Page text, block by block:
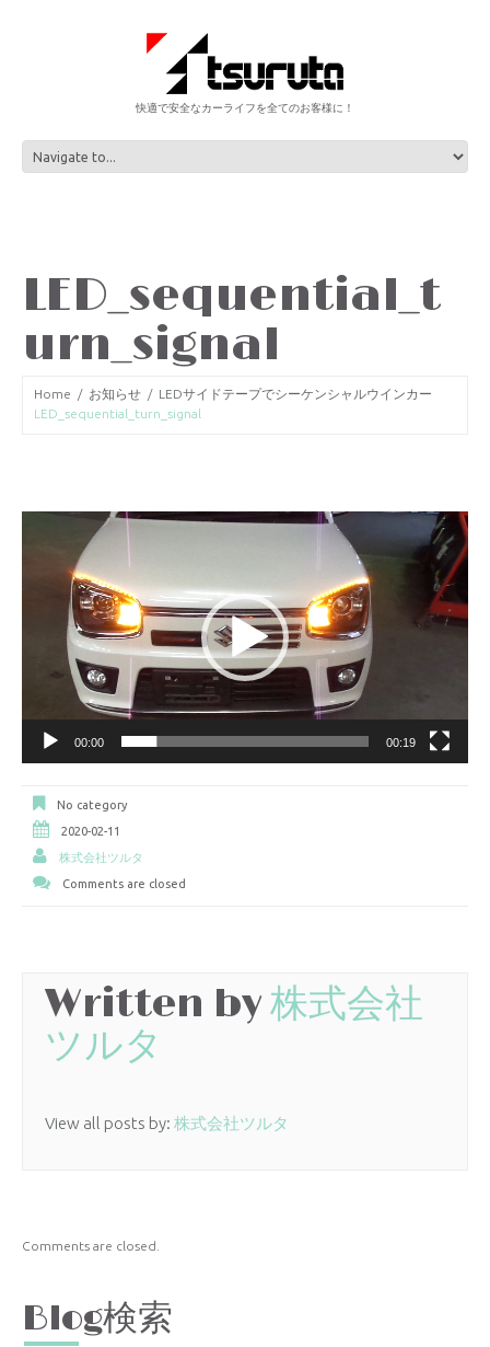
快適で安全なカーライフを全てのお客様に！
LED_sequential_t
urn_signal
Home お知らせ
LEDサイドテープでシーケンシャルウインカー
LED_sequential_turn_signal
00:00 00:19
No category
2020-02-11
株式会社ツルタ
Comments are closed
Written by株式会社
ツルタ
View all posts by: 株式会社ツルタ
Comments are closed.
Blog検索